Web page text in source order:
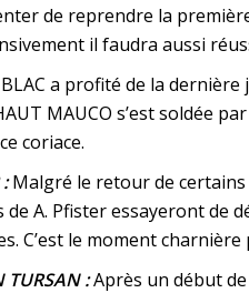
de reprendre la
il faudra aussi
a profité de la dernière
MAUCO s’est soldée
coriace.
Malgré le retour de certains
de A. Pfister essayeront
C’est le moment
TURSAN :Après un début de